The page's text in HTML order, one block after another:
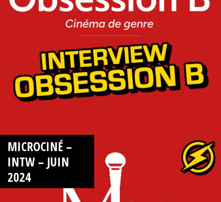
MICROCINÉ –
INTW – JUIN
2024